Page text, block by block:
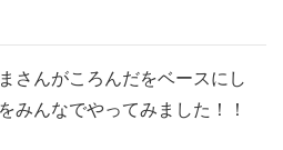
さんがころんだをベースにし
みんなでやってみました！！